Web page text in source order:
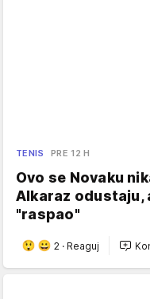
TENIS PRE 12 H
Ovo se Novaku
Alkaraz odustaju,
"raspao"
2 · Reaguj